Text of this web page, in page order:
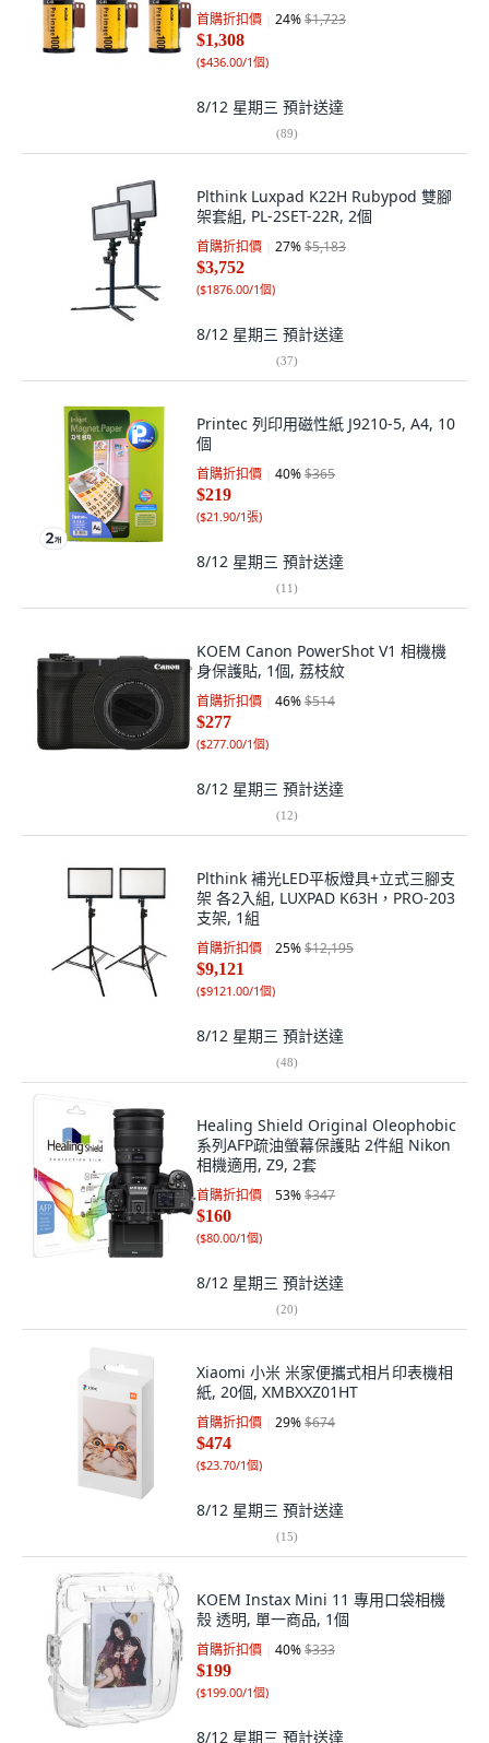
首購折扣價 24%$1,723
$1,308
($436.00/1個)
8/12 星期三 預計送達
(89)
Plthink Luxpad K22H Rubypod 雙腳
架套組, PL-2SET-22R, 2個
首購折扣價 27%$5,183
$3,752
($1876.00/1個)
8/12 星期三 預計送達
(37)
Printec 列印用磁性紙 J9210-5, A4, 10
個
首購折扣價 40%$365
$219
($21.90/1張)
8/12 星期三 預計送達
(11)
KOEM Canon PowerShot V1 相機機
身保護貼, 1個, 荔枝紋
首購折扣價 46%$514
$277
($277.00/1個)
8/12 星期三 預計送達
(12)
Plthink 補光LED平板燈具+立式三腳支
架 各2入組, LUXPAD K63H，PRO-203
支架, 1組
首購折扣價 25%$12,195
$9,121
($9121.00/1個)
8/12 星期三 預計送達
(48)
Healing Shield Original Oleophobic
系列AFP疏油螢幕保護貼 2件組 Nikon
相機適用, Z9, 2套
首購折扣價 53%$347
$160
($80.00/1個)
8/12 星期三 預計送達
(20)
Xiaomi 小米 米家便攜式相片印表機相
紙, 20個, XMBXXZ01HT
首購折扣價 29%$674
$474
($23.70/1個)
8/12 星期三 預計送達
(15)
KOEM Instax Mini 11 專用口袋相機
殼 透明, 單一商品, 1個
首購折扣價 40%$333
$199
($199.00/1個)
8/12 星期三 預計送達